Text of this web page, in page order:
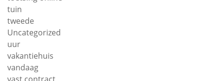
tuin
tweede
Uncategorized
uur
vakantiehuis
vandaag
vast contract